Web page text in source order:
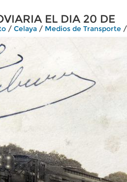
EL DIA 20 DE
/ Celaya / Medios de Transporte /